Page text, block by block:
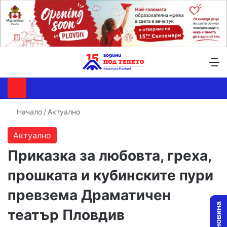
Начало / Актуално
Актуално
Приказка за любовта, греха,
прошката и кубинските пури
превзема Драматичен
театър Пловдив